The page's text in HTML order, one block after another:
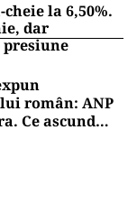
la 6,50%.
dar
presiune
român: ANP
Ce ascund